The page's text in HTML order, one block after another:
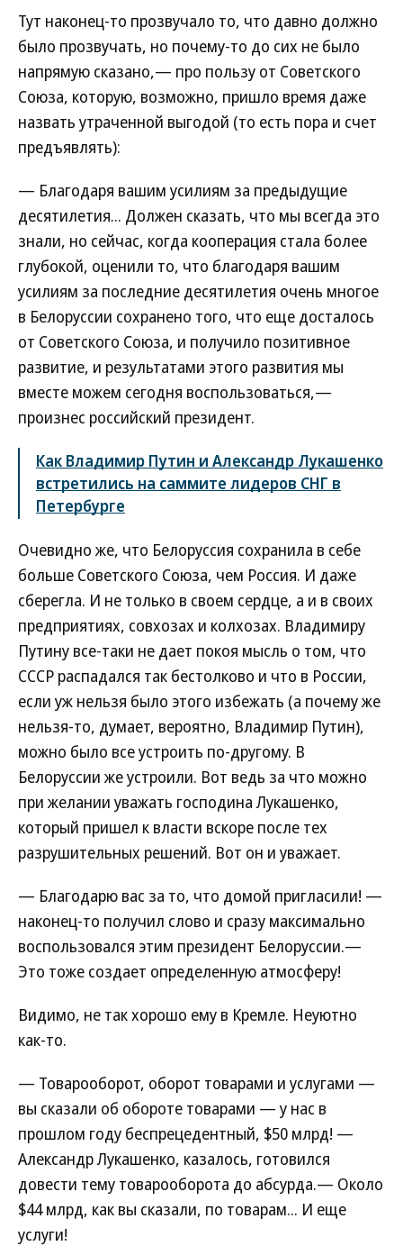
Тут наконец-то прозвучало то, что давно должно
было прозвучать, но почему-то до сих не было
напрямую сказано,— про пользу от Советского
Союза, которую, возможно, пришло время даже
назвать утраченной выгодой (то есть пора и счет
предъявлять):
— Благодаря вашим усилиям за предыдущие
десятилетия... Должен сказать, что мы всегда это
знали, но сейчас, когда кооперация стала более
глубокой, оценили то, что благодаря вашим
усилиям за последние десятилетия очень многое
в Белоруссии сохранено того, что еще досталось
от Советского Союза, и получило позитивное
развитие, и результатами этого развития мы
вместе можем сегодня воспользоваться,—
произнес российский президент.
Как Владимир Путин и Александр Лукашенко
встретились на саммите лидеров СНГ в
Петербурге
Очевидно же, что Белоруссия сохранила в себе
больше Советского Союза, чем Россия. И даже
сберегла. И не только в своем сердце, а и в своих
предприятиях, совхозах и колхозах. Владимиру
Путину все-таки не дает покоя мысль о том, что
СССР распадался так бестолково и что в России,
если уж нельзя было этого избежать (а почему же
нельзя-то, думает, вероятно, Владимир Путин),
можно было все устроить по-другому. В
Белоруссии же устроили. Вот ведь за что можно
при желании уважать господина Лукашенко,
который пришел к власти вскоре после тех
разрушительных решений. Вот он и уважает.
— Благодарю вас за то, что домой пригласили! —
наконец-то получил слово и сразу максимально
воспользовался этим президент Белоруссии.—
Это тоже создает определенную атмосферу!
Видимо, не так хорошо ему в Кремле. Неуютно
как-то.
— Товарооборот, оборот товарами и услугами —
вы сказали об обороте товарами — у нас в
прошлом году беспрецедентный, $50 млрд! —
Александр Лукашенко, казалось, готовился
довести тему товарооборота до абсурда.— Около
$44 млрд, как вы сказали, по товарам... И еще
услуги!